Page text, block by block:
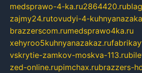
medsprawo-4-ka.ru2864420.ru
zajmy24.rutovudyi-4-
brazzerscom.rumedsprawo4ka.ru
xehyroo5kuhnyanazakaz.ru
vskrytie-zamkov-moskva-113.ru
zed-online.rupimchax.rubrazzers-